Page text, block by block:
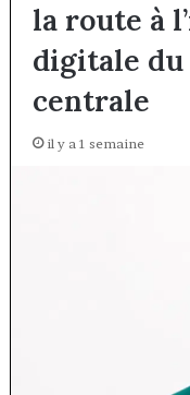
la route à
digitale
centrale
il y a 1 semaine